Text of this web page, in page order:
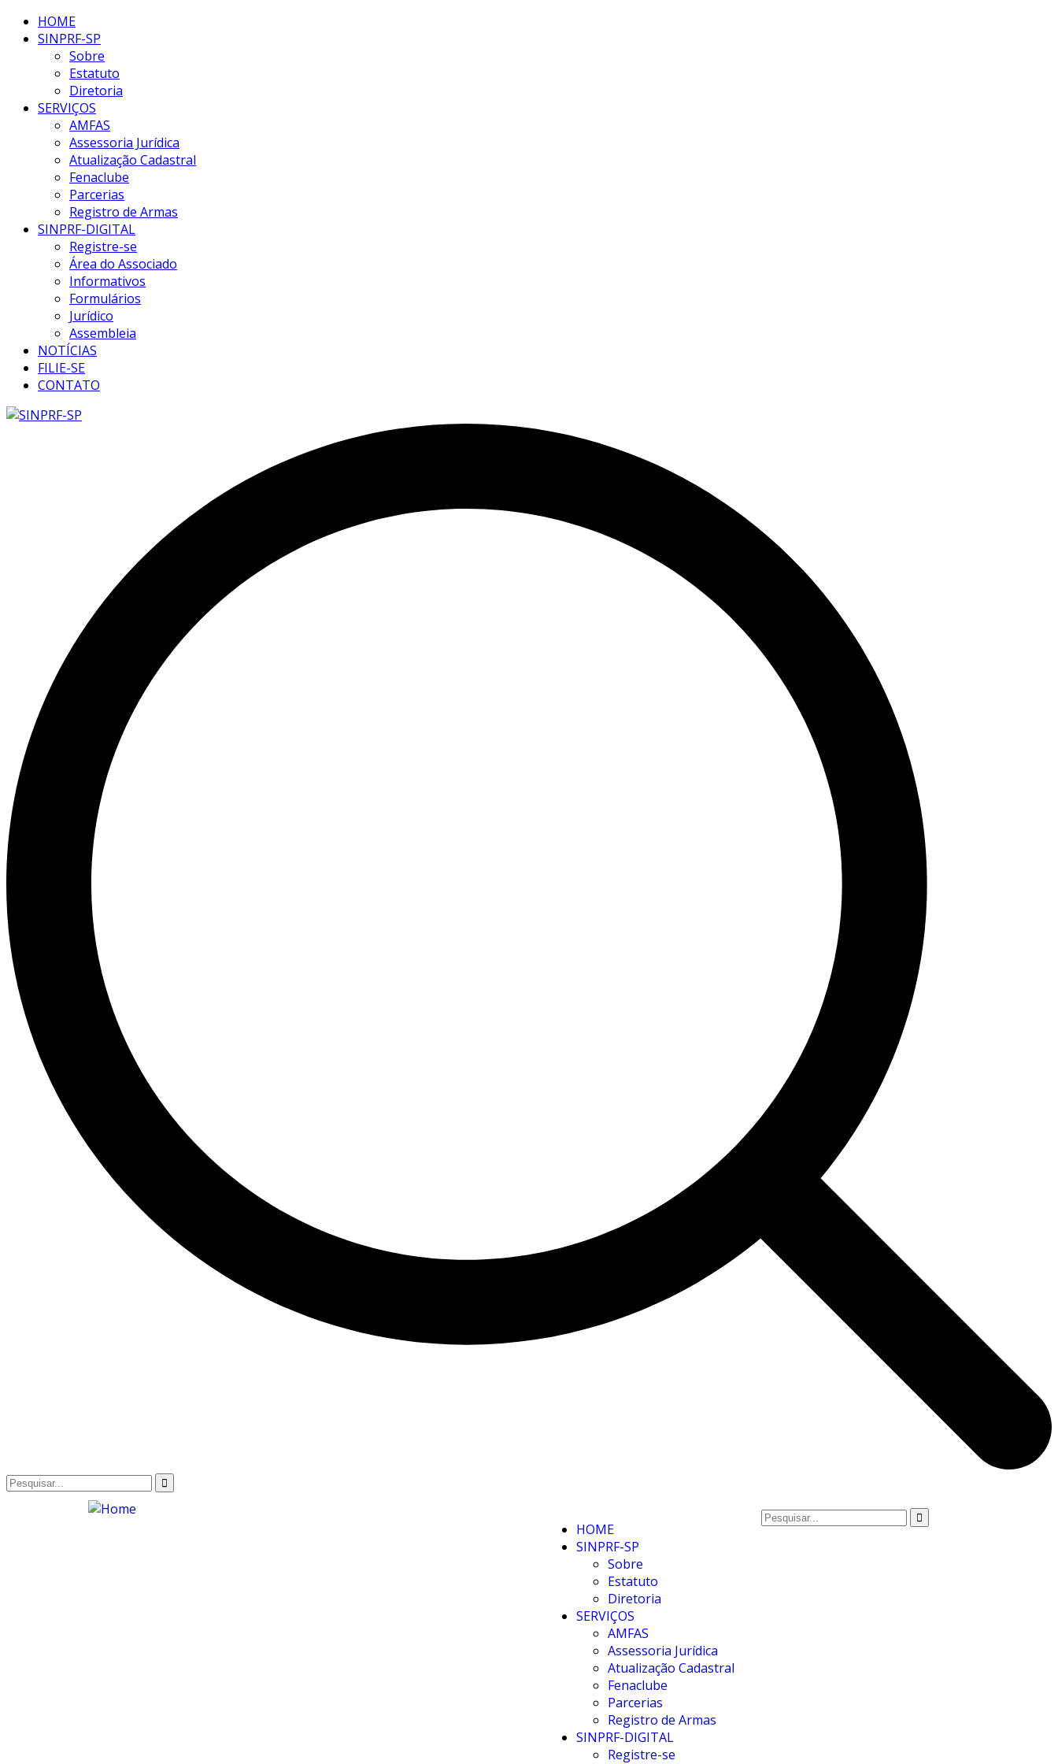
HOME
SINPRF-SP
Sobre
Estatuto
Diretoria
SERVIÇOS
AMFAS
Assessoria Jurídica
Atualização Cadastral
Fenaclube
Parcerias
Registro de Armas
SINPRF-DIGITAL
Registre-se
Área do Associado
Informativos
Formulários
Jurídico
Assembleia
NOTÍCIAS
FILIE-SE
CONTATO
HOME
SINPRF-SP
Sobre
Estatuto
Diretoria
SERVIÇOS
AMFAS
Assessoria Jurídica
Atualização Cadastral
Fenaclube
Parcerias
Registro de Armas
SINPRF-DIGITAL
Registre-se